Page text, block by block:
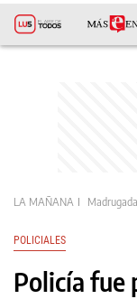
LA MAÑANA
POLICIALES
Policía fue